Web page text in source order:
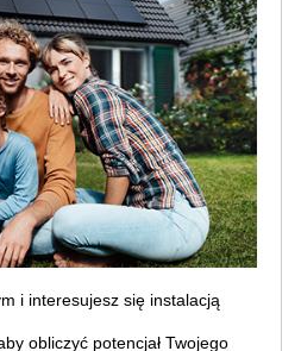
i interesujesz się instalacją
obliczyć potencjał Twojego